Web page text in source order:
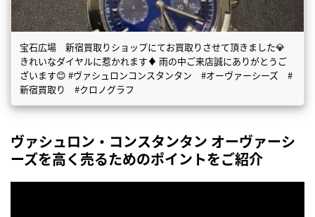
宝石広場 新宿買取りショップにてお買取りさせて頂きました💎
きれいなダイヤルに惹かれます♦️ 雨の中ご来店誠にありがとうご
ざいます😊 #ヴァシュロンコンスタンタン #オーヴァーシーズ #
新宿買取り #クロノグラフ
ヴァシュロン・コンスタンタン オーヴァーシ
ーズを高く売るためのポイントをご紹介